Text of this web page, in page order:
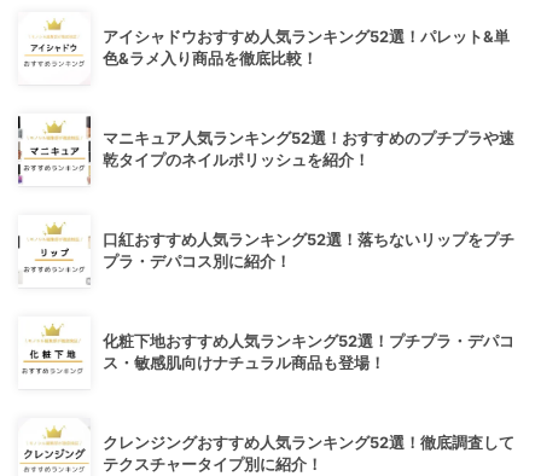
アイシャドウおすすめ人気ランキング52選！パレット&単
色&ラメ入り商品を徹底比較！
マニキュア人気ランキング52選！おすすめのプチプラや速
乾タイプのネイルポリッシュを紹介！
口紅おすすめ人気ランキング52選！落ちないリップをプチ
プラ・デパコス別に紹介！
化粧下地おすすめ人気ランキング52選！プチプラ・デパコ
ス・敏感肌向けナチュラル商品も登場！
クレンジングおすすめ人気ランキング52選！徹底調査して
テクスチャータイプ別に紹介！